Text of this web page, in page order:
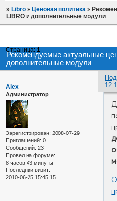
»Libro »Ценовая политика »
LIBRO и дополнительные модули
Рекомендуемые актуальные
дополнительные модули
Страница:1
Alex
Администратор
Зарегистрирован: 2008-07-29
Приглашений: 0
Сообщений: 23
Провел на форуме:
8 часов 43 минуты
Последний визит:
2010-06-25 15:45:15